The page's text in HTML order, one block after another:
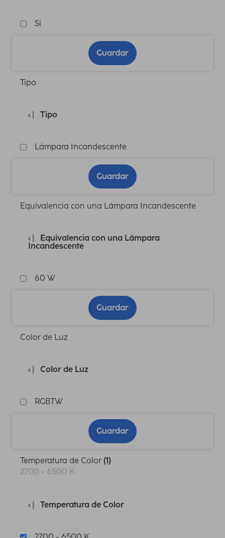
Si
Guardar
Tipo
Tipo
Lámpara Incandescente
Guardar
Equivalencia con una Lámpara Incandescente
Equivalencia con una Lámpara
Incandescente
60 W
Guardar
Color de Luz
Color de Luz
RGBTW
Guardar
Temperatura de Color(1)
2700 - 6500 K
Temperatura de Color